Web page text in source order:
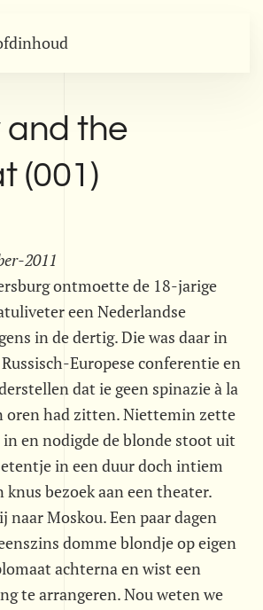
and the
(001)
2011
ontmoette de 18-jarige
een Nederlandse
in de dertig. Die was daar in
Europese conferentie en
dat ie geen spinazie à la
oren had zitten. Niettemin zette
en nodigde de blonde stoot uit
in een duur doch intiem
bezoek aan een theater.
naar Moskou. Een paar dagen
domme blondje op eigen
achterna en wist een
te arrangeren. Nou weten we